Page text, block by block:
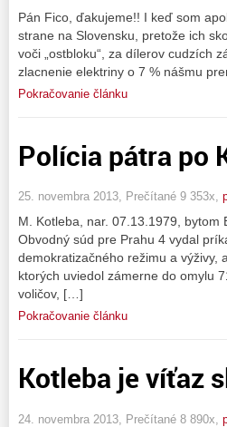
Pán Fico, ďakujeme!! I keď som
strane na Slovensku, pretože ich
voči „ostbloku“, za dílerov cudzích
zlacnenie elektriny o 7 % nášmu
Pokračovanie článku
Polícia pátra po
25. novembra 2013, Prečítané 9 353x,
M. Kotleba, nar. 07.13.1979, bytom
Obvodný súd pre Prahu 4 vydal
demokratizačného režimu a výživy,
ktorých uviedol zámerne do omylu
voličov, […]
Pokračovanie článku
Kotleba je víťaz
24. novembra 2013, Prečítané 8 890x,